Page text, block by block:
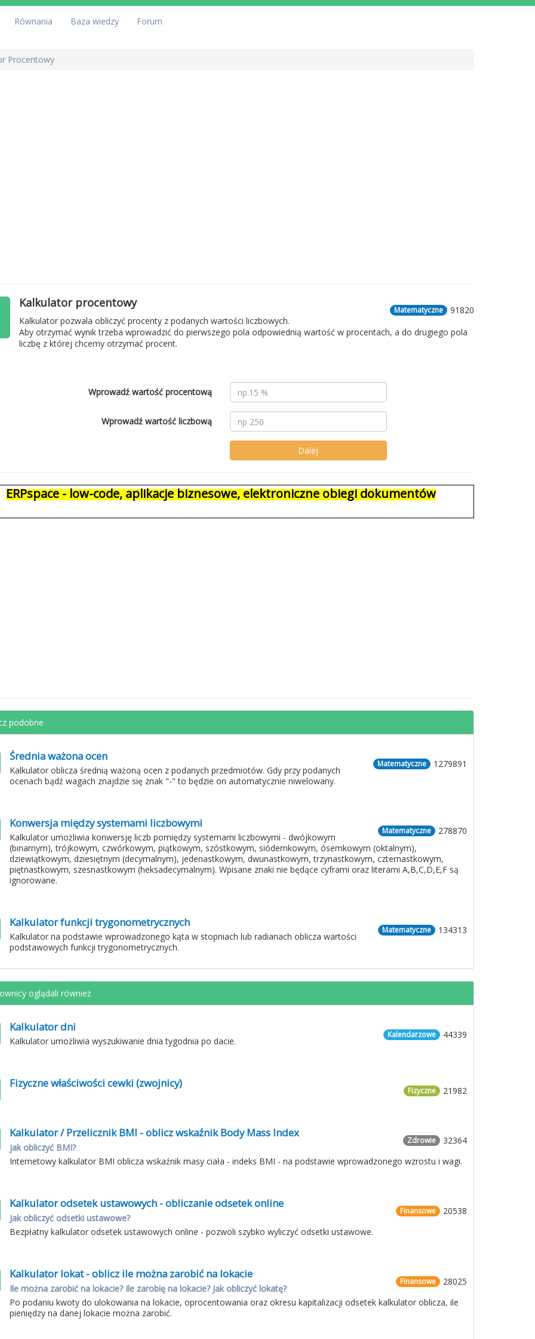
Równania Baza wiedzy Forum
Procentowy
91820
Matematyczne
Kalkulator procentowy
Kalkulator pozwala obliczyć procenty z podanych wartości liczbowych.
Aby otrzymać wynik trzeba wprowadzić do pierwszego pola odpowiednią wartość w procentach, a do drugiego pola
liczbę z której chcemy otrzymać procent.
Wprowadź wartość procentową
Wprowadź wartość liczbową
ERPspace - low-code, aplikacje biznesowe, elektroniczne obiegi dokumentów
podobne
1279891
Matematyczne
Średnia ważona ocen
Kalkulator oblicza średnią ważoną ocen z podanych przedmiotów. Gdy przy podanych
ocenach bądź wagach znajdzie się znak "-" to będzie on automatycznie niwelowany.
278870
Matematyczne
Konwersja między systemami liczbowymi
Kalkulator umożliwia konwersję liczb pomiędzy systemami liczbowymi - dwójkowym
(binarnym), trójkowym, czwórkowym, piątkowym, szóstkowym, siódemkowym, ósemkowym (oktalnym),
dziewiątkowym, dziesiętnym (decymalnym), jedenastkowym, dwunastkowym, trzynastkowym, czternastkowym,
piętnastkowym, szesnastkowym (heksadecymalnym). Wpisane znaki nie będące cyframi oraz literami A,B,C,D,E,F są
ignorowane.
134313
Matematyczne
Kalkulator funkcji trygonometrycznych
Kalkulator na podstawie wprowadzonego kąta w stopniach lub radianach oblicza wartości
podstawowych funkcji trygonometrycznych.
oglądali również
44339
Kalendarzowe
Kalkulator dni
Kalkulator umożliwia wyszukiwanie dnia tygodnia po dacie.
21982
Fizyczne
Fizyczne właściwości cewki (zwojnicy)
32364
Zdrowie
Kalkulator / Przelicznik BMI - oblicz wskaźnik Body Mass Index
jak obliczyć BMI?
Internetowy kalkulator BMI oblicza wskaźnik masy ciała - indeks BMI - na podstawie wprowadzonego wzrostu i wagi.
20538
Finansowe
Kalkulator odsetek ustawowych - obliczanie odsetek online
Jak obliczyć odsetki ustawowe?
Bezpłatny kalkulator odsetek ustawowych online - pozwoli szybko wyliczyć odsetki ustawowe.
28025
Finansowe
Kalkulator lokat - oblicz ile można zarobić na lokacie
Ile można zarobić na lokacie? Ile zarobię na lokacie? Jak obliczyć lokatę?
Po podaniu kwoty do ulokowania na lokacie, oprocentowania oraz okresu kapitalizacji odsetek kalkulator oblicza, ile
pieniędzy na danej lokacie można zarobić.